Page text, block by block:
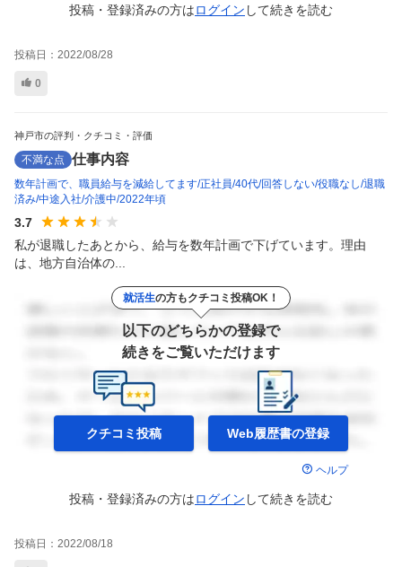
投稿・登録済みの方はログイン して続きを読む
投稿日： 2022/08/28
0
神戸市の評判・クチコミ・評価
不満な点 仕事内容
数年計画で、職員給与を減給してます 正社員 40代 回答しない 役職なし 退職
済み 中途入社 介護中 2022年頃
3.7
私が退職したあとから、給与を数年計画で下げています。理由
は、地方自治体の...
就活生の方もクチコミ投稿OK！
以下のどちらかの登録で
続きをご覧いただけます
クチコミ投稿 Web履歴書の登録
ヘルプ
投稿・登録済みの方はログイン して続きを読む
投稿日： 2022/08/18